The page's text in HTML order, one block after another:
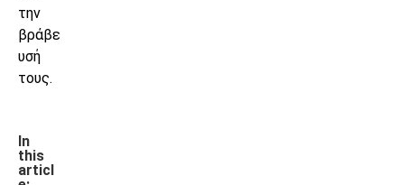
την
βράβε
υσή
τους.
In
this
articl